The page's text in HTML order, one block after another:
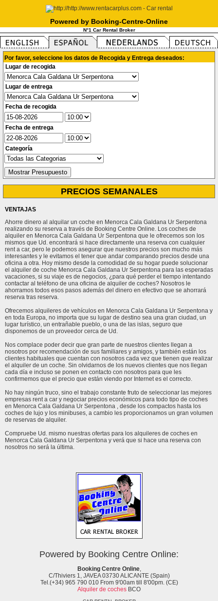
Powered by Booking-Centre-Online
N°1 Car Rental Broker
Por favor, seleccione los datos de Recogida y Entrega deseados:
Lugar de recogida
Lugar de entrega
Fecha de recogida
Fecha de entrega
Categoría
PRECIOS SEMANALES
VENTAJAS
Ahorre dinero al alquilar un coche en Menorca Cala Galdana Ur Serpentona
realizando su reserva a través de Booking Centre Online. Los coches de
alquiler en Menorca Cala Galdana Ur Serpentona que le ofrecemos son los
mismos que Ud. encontrará si hace directamente una reserva con cualquier
rent a car, pero le podemos asegurar que nuestros precios son mucho más
interesantes y le evitamos el tener que andar comparando precios desde una
oficina a otra. Hoy mismo desde la comodidad de su hogar puede solucionar
el alquiler de coche Menorca Cala Galdana Ur Serpentona para las esperadas
vacaciones, si su viaje es de negocios, ¿para qué perder el tiempo intentando
contactar al teléfono de una oficina de alquiler de coches? Nosotros le
ahorramos todos esos pasos además del dinero en efectivo que se ahorrará
reserva tras reserva.
Ofrecemos alquileres de vehículos en Menorca Cala Galdana Ur Serpentona y
en toda Europa, no importa que su lugar de destino sea una gran ciudad, un
lugar turístico, un entrañable pueblo, o una de las islas, seguro que
disponemos de un proveedor cerca de Ud.
Nos complace poder decir que gran parte de nuestros clientes llegan a
nosotros por recomendación de sus familiares y amigos, y también están los
clientes habituales que cuentan con nosotros cada vez que tienen que realizar
el alquiler de un coche. Sin olvidarnos de los nuevos clientes que nos llegan
cada día e incluso se ponen en contacto con nosotros para que les
confirmemos que el precio que están viendo por Internet es el correcto.
No hay ningún truco, sino el trabajo constante fruto de seleccionar las mejores
empresas rent a car y negociar precios económicos para todo tipo de coches
en Menorca Cala Galdana Ur Serpentona , desde los compactos hasta los
coches de lujo y los minibuses, a cambio les proporcionamos un gran volumen
de reservas de alquiler.
Compruebe Ud. mismo nuestras ofertas para los alquileres de coches en
Menorca Cala Galdana Ur Serpentona y verá que si hace una reserva con
nosotros no será la última.
Powered by Booking Centre Online:
Booking Centre Online,
C/Thiviers 1, JAVEA 03730 ALICANTE (Spain)
Tel.(+34) 965 790 010 From 9'00am till 8'00pm. (CE)
Alquiler de coches BCO